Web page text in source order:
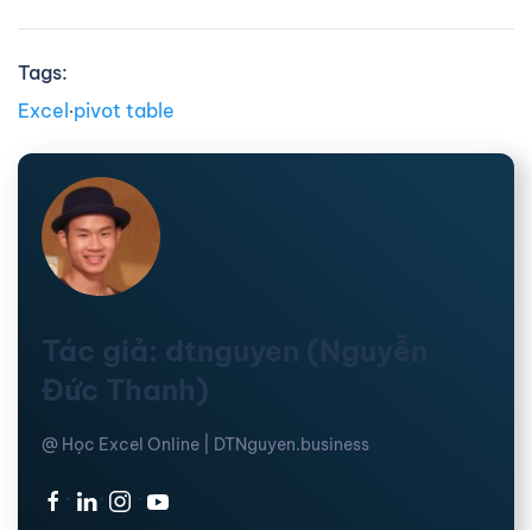
Tags:
Excel ∙pivot table
Tác giả: dtnguyen (Nguyễn
Đức Thanh)
@ Học Excel Online | DTNguyen.business
· · ·